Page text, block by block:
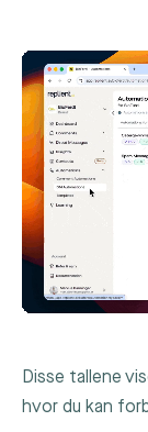
Disse tallene
hvor du kan